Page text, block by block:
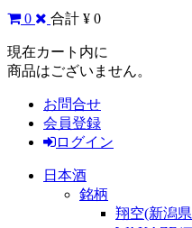
0 合計 ¥ 0
現在カート内に
商品はございません。
お問合せ
会員登録
ログイン
日本酒
銘柄
翔空(新潟